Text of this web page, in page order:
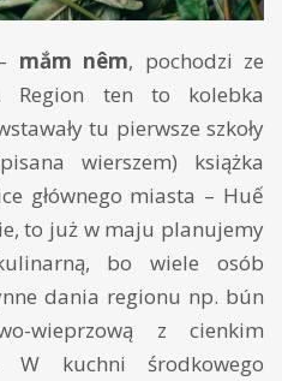
mắm nêm, pochodzi ze
Region ten to kolebka
tu pierwsze szkoły
wierszem) książka
głównego miasta – Huế
to już w maju planujemy
bo wiele osób
dania regionu np. bún
wieprzową z cienkim
W kuchni środkowego